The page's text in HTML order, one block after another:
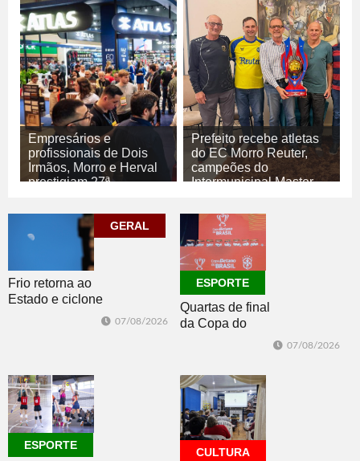
Empresários e
profissionais de Dois
Irmãos, Morro e Herval
prestigiam 27ª
07/08/2026
ECONOMIA
Prefeito recebe atletas
do EC Morro Reuter,
campeões do
Intermunicipal Master
07/08/2026
ESPORTE
GERAL
Frio retorna ao
Estado e ciclone
07/08/2026
ESPORTE
Quartas de final
da Copa do
Brasil 2026: veja
datas e detalhes
do sorteio
07/08/2026
ESPORTE
CULTURA